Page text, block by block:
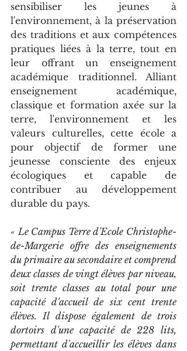
sensibiliser les jeunes à
l'environnement, à la préservation
des traditions et aux compétences
pratiques liées à la terre, tout en
leur offrant un enseignement
académique traditionnel. Alliant
enseignement académique,
classique et formation axée sur la
terre, l'environnement et les
valeurs culturelles, cette école a
pour objectif de former une
jeunesse consciente des enjeux
écologiques et capable de
contribuer au développement
durable du pays.
« Le Campus Terre d'Ecole Christophe-
de-Margerie offre des enseignements
du primaire au secondaire et comprend
deux classes de vingt élèves par niveau,
soit trente classes au total pour une
capacité d'accueil de six cent trente
élèves. Il dispose également de trois
dortoirs d'une capacité de 228 lits,
permettant d'accueillir les élèves dans